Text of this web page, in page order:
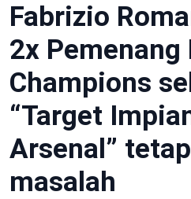
Fabrizio
2x Pemenang
Champions
“Target
Arsenal”
masalah